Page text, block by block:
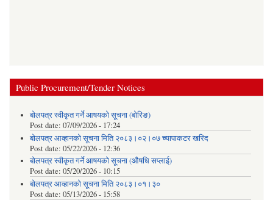
Public Procurement/Tender Notices
बोलपत्र स्वीकृत गर्ने आषयको सूचना (बोरिङ)
Post date: 07/09/2026 - 17:24
बोलपत्र आव्हानको सूचना मिति २०८३।०२।०७ च्यापाकटर खरिद
Post date: 05/22/2026 - 12:36
बोलपत्र स्वीकृत गर्ने आषयको सूचना (औषधि सप्लाई)
Post date: 05/20/2026 - 10:15
बोलपत्र आव्हानको सूचना मिति २०८३।०१।३०
Post date: 05/13/2026 - 15:58